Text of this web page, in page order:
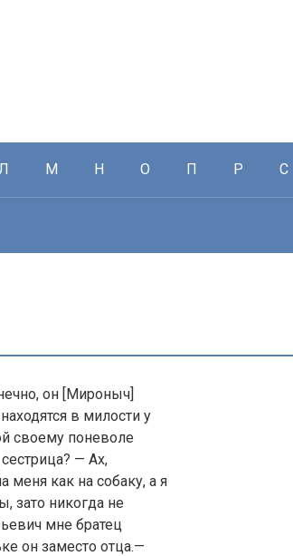
М Н О П Р С
он [Мироныч]
в милости у
своему поневоле
— Ах,
как на собаку, а я
зато никогда не
мне братец
он заместо отца.—